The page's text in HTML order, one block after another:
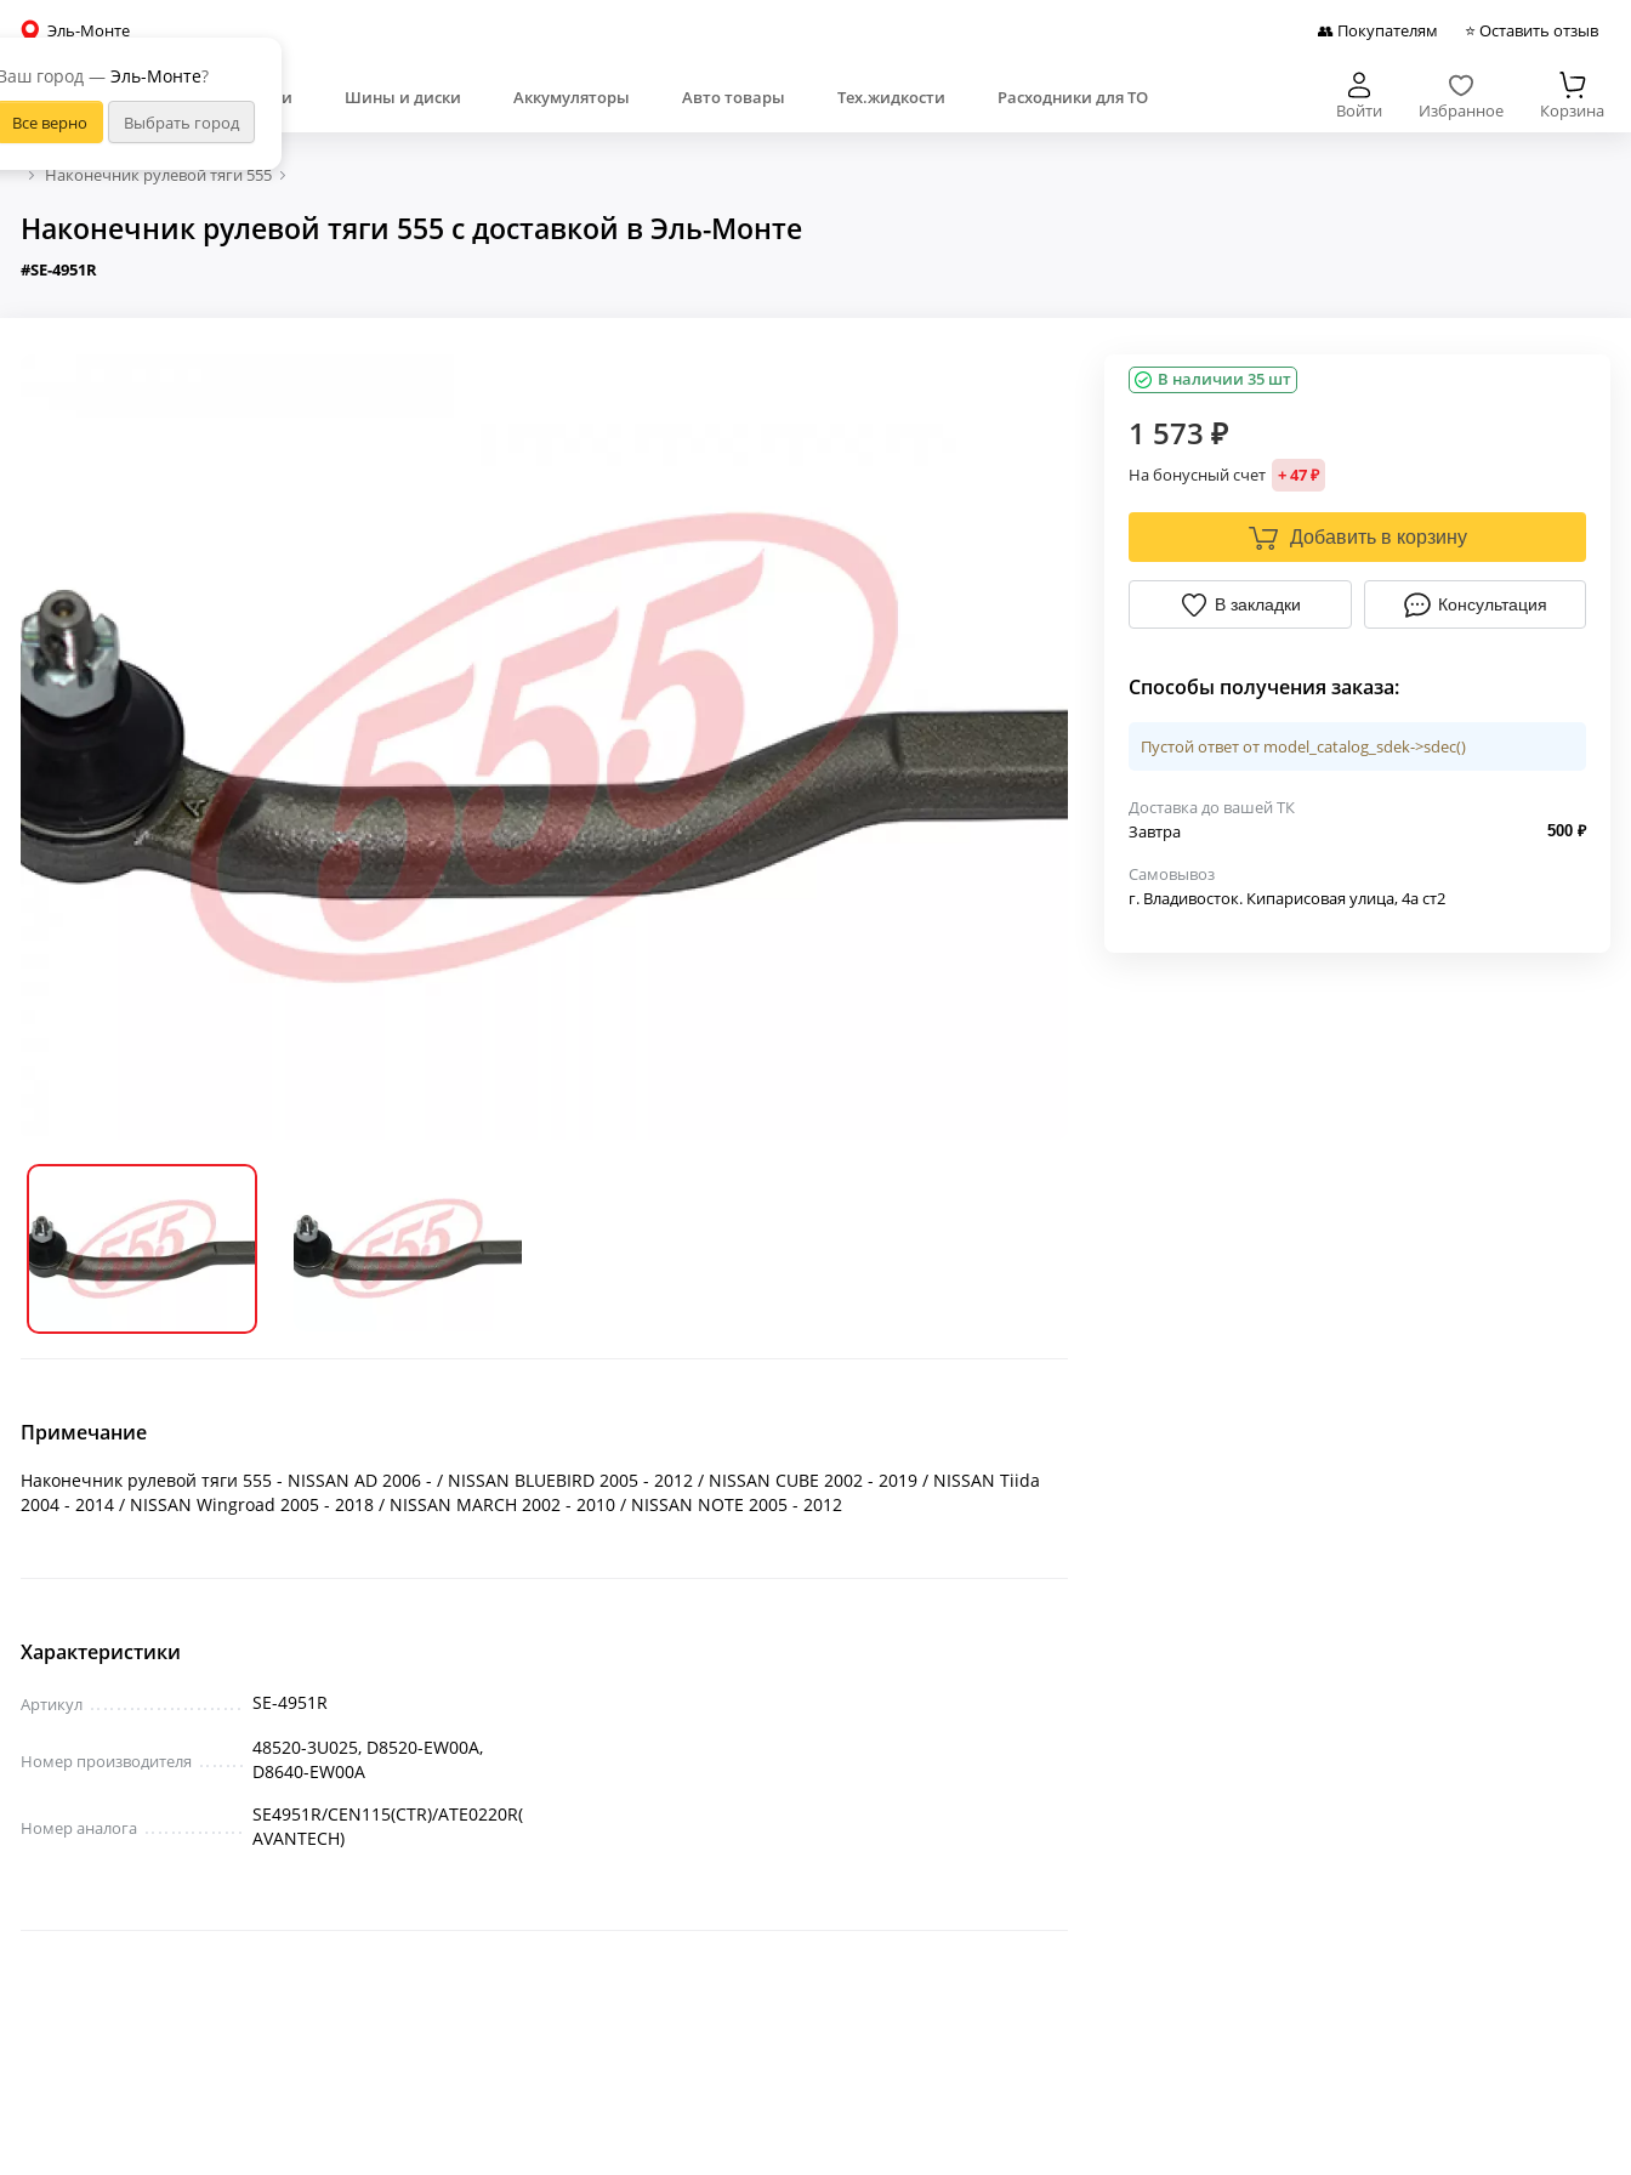
Эль-Монте
город — Эль-Монте?
👥 Покупателям ⭐ Оставить отзыв
Автозапчасти Шины и диски Аккумуляторы Авто товары Тех.жидкости Расходники для ТО
Войти Избранное Корзина
Наконечник рулевой тяги 555
Наконечник рулевой тяги 555 с доставкой в Эль-Монте
#SE-4951R
Примечание
Наконечник рулевой тяги 555 - NISSAN AD 2006 - / NISSAN BLUEBIRD 2005 - 2012 / NISSAN CUBE 2002 - 2019 / NISSAN Tiida
2004 - 2014 / NISSAN Wingroad 2005 - 2018 / NISSAN MARCH 2002 - 2010 / NISSAN NOTE 2005 - 2012
Характеристики
Артикул SE-4951R
Номер производителя
48520-3U025, D8520-EW00A,
D8640-EW00A
Номер аналога
SE4951R/CEN115(CTR)/ATE0220R(
AVANTECH)
В наличии 35 шт
1 573 ₽
На бонусный счет + 47 ₽
Добавить в корзину
В закладки Консультация
Способы получения заказа:
Пустой ответ от model_catalog_sdek->sdec()
Доставка до вашей ТК
Завтра
500 ₽
Самовывоз
г. Владивосток. Кипарисовая улица, 4а ст2